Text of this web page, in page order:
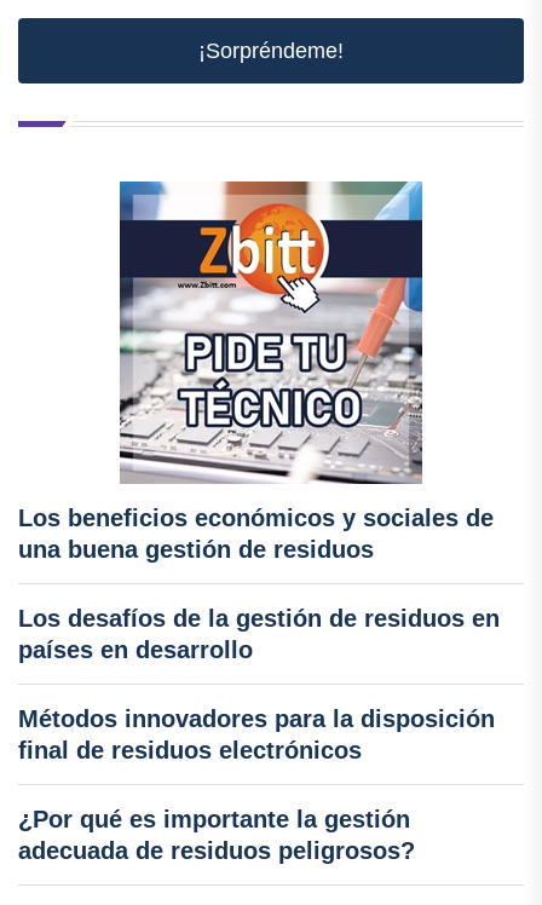
¡Sorpréndeme!
Los beneficios económicos y sociales de
una buena gestión de residuos
Los desafíos de la gestión de residuos en
países en desarrollo
Métodos innovadores para la disposición
final de residuos electrónicos
¿Por qué es importante la gestión
adecuada de residuos peligrosos?